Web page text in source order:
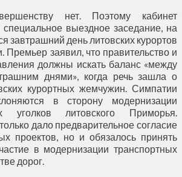
нет. Поэтому кабинет
выездное заседание, на
завтрашний день литовских курортов
Премьер заявил, что правительство и
должны искать баланс «между
днями», когда речь зашла о
курортных жемчужин. Симпатии
в сторону модернизации
уголков литовского Приморья.
дало предварительное согласие
проектов, но и обязалось принять
в модернизации транспортных
дорог.